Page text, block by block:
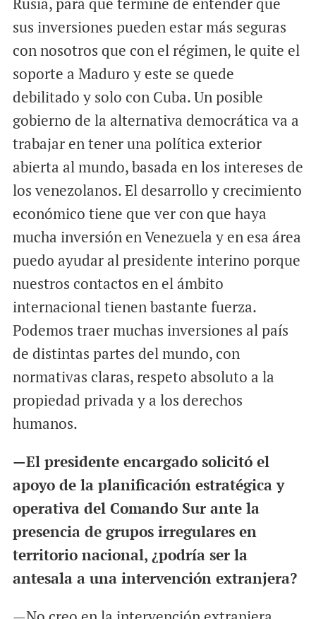
sus inversiones pueden estar más seguras
con nosotros que con el régimen, le quite el
soporte a Maduro y este se quede
debilitado y solo con Cuba. Un posible
gobierno de la alternativa democrática va a
trabajar en tener una política exterior
abierta al mundo, basada en los intereses de
los venezolanos. El desarrollo y crecimiento
económico tiene que ver con que haya
mucha inversión en Venezuela y en esa área
puedo ayudar al presidente interino porque
nuestros contactos en el ámbito
internacional tienen bastante fuerza.
Podemos traer muchas inversiones al país
de distintas partes del mundo, con
normativas claras, respeto absoluto a la
propiedad privada y a los derechos
humanos.
—El presidente encargado solicitó el
apoyo de la planificación estratégica y
operativa del Comando Sur ante la
presencia de grupos irregulares en
territorio nacional, ¿podría ser la
antesala a una intervención extranjera?